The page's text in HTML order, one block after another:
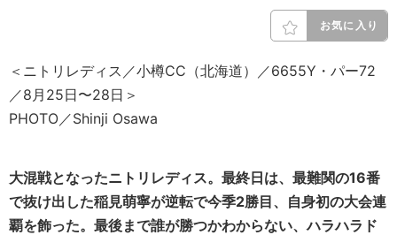
お気に入り
＜ニトリレディス／小樽CC（北海道）／6655Y・パー72
／8月25日〜28日＞
PHOTO／Shinji Osawa
大混戦となったニトリレディス。最終日は、最難関の16番
で抜け出した稲見萌寧が逆転で今季2勝目、自身初の大会連
覇を飾った。最後まで誰が勝つかわからない、ハラハラド